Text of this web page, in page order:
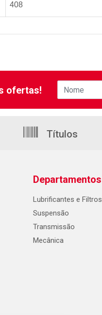
408
ofertas!
Títulos
Departamentos
Lubrificantes e Filtros
Suspensão
Transmissão
Mecânica